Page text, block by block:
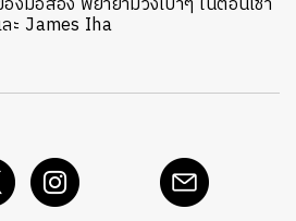
ะ James Iha